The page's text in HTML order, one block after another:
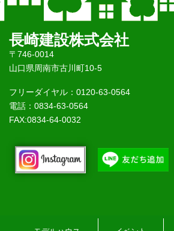
長崎建設株式会社
〒746-0014
山口県周南市古川町10-5
フリーダイヤル：0120-63-0564
電話：0834-63-0564
FAX:0834-64-0032